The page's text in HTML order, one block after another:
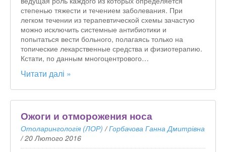
степенью тяжести и течением заболевания. При
легком течении из терапевтической схемы зачастую
можно исключить системные антибиотики и
попытаться вести больного, полагаясь только на
топические лекарственные средства и физиотерапию.
Кстати, по данным многоцентрового…
Читати далі »
Ожоги и отморожения носа
Отоларингологія (ЛОР) /Горбачова Ганна Дмитрівна
/20 Лютого 2016